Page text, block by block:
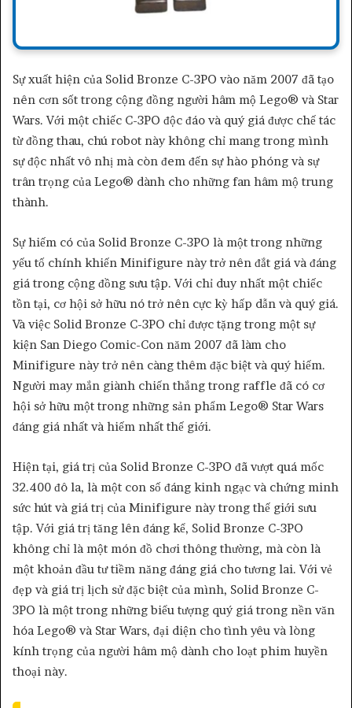
Sự xuất hiện của Solid Bronze C-3PO vào năm 2007 đã tạo
nên cơn sốt trong cộng đồng người hâm mộ Lego® và Star
Wars. Với một chiếc C-3PO độc đáo và quý giá được chế tác
từ đồng thau, chú robot này không chỉ mang trong mình
sự độc nhất vô nhị mà còn đem đến sự hào phóng và sự
trân trọng của Lego® dành cho những fan hâm mộ trung
thành.
Sự hiếm có của Solid Bronze C-3PO là một trong những
yếu tố chính khiến Minifigure này trở nên đắt giá và đáng
giá trong cộng đồng sưu tập. Với chỉ duy nhất một chiếc
tồn tại, cơ hội sở hữu nó trở nên cực kỳ hấp dẫn và quý giá.
Và việc Solid Bronze C-3PO chỉ được tặng trong một sự
kiện San Diego Comic-Con năm 2007 đã làm cho
Minifigure này trở nên càng thêm đặc biệt và quý hiếm.
Người may mắn giành chiến thắng trong raffle đã có cơ
hội sở hữu một trong những sản phẩm Lego® Star Wars
đáng giá nhất và hiếm nhất thế giới.
Hiện tại, giá trị của Solid Bronze C-3PO đã vượt quá mốc
32.400 đô la, là một con số đáng kinh ngạc và chứng minh
sức hút và giá trị của Minifigure này trong thế giới sưu
tập. Với giá trị tăng lên đáng kể, Solid Bronze C-3PO
không chỉ là một món đồ chơi thông thường, mà còn là
một khoản đầu tư tiềm năng đáng giá cho tương lai. Với vẻ
đẹp và giá trị lịch sử đặc biệt của mình, Solid Bronze C-
3PO là một trong những biểu tượng quý giá trong nền văn
hóa Lego® và Star Wars, đại diện cho tình yêu và lòng
kính trọng của người hâm mộ dành cho loạt phim huyền
thoại này.